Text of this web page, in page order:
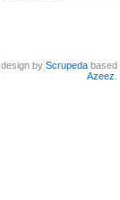
, design byScrupeda
Azeez